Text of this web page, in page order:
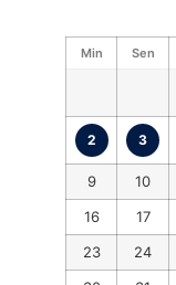
Min Sen
2 3
9 10
16
17
23
24